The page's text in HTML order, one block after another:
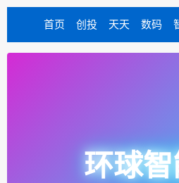
首页 创投 天天 数码
环球智